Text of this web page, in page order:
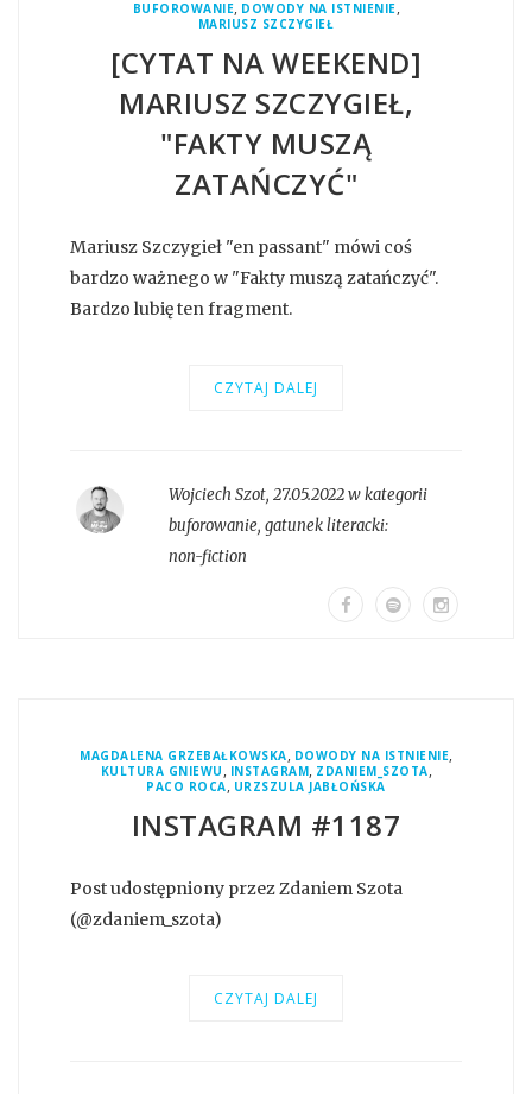
BUFOROWANIE, DOWODY NA ISTNIENIE,
MARIUSZ SZCZYGIEŁ
[CYTAT NA WEEKEND]
MARIUSZ SZCZYGIEŁ,
"FAKTY MUSZĄ
ZATAŃCZYĆ"
Mariusz Szczygieł "en passant" mówi coś
bardzo ważnego w "Fakty muszą zatańczyć".
Bardzo lubię ten fragment.
CZYTAJ DALEJ
Wojciech Szot, 27.05.2022 w kategorii
buforowanie, gatunek literacki:
non-fiction
MAGDALENA GRZEBAŁKOWSKA, DOWODY NA ISTNIENIE,
KULTURA GNIEWU, INSTAGRAM, ZDANIEM_SZOTA,
PACO ROCA, URZSZULA JABŁOŃSKA
INSTAGRAM #1187
Post udostępniony przez Zdaniem Szota
(@zdaniem_szota)
CZYTAJ DALEJ